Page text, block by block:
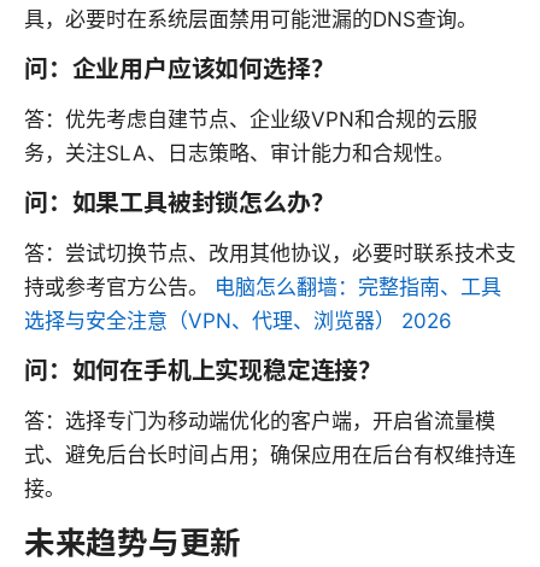
具，必要时在系统层面禁用可能泄漏的DNS查询。
问：企业用户应该如何选择？
答：优先考虑自建节点、企业级VPN和合规的云服
务，关注SLA、日志策略、审计能力和合规性。
问：如果工具被封锁怎么办？
答：尝试切换节点、改用其他协议，必要时联系技术支
持或参考官方公告。 电脑怎么翻墙：完整指南、工具
选择与安全注意（VPN、代理、浏览器） 2026
问：如何在手机上实现稳定连接？
答：选择专门为移动端优化的客户端，开启省流量模
式、避免后台长时间占用；确保应用在后台有权维持连
接。
未来趋势与更新